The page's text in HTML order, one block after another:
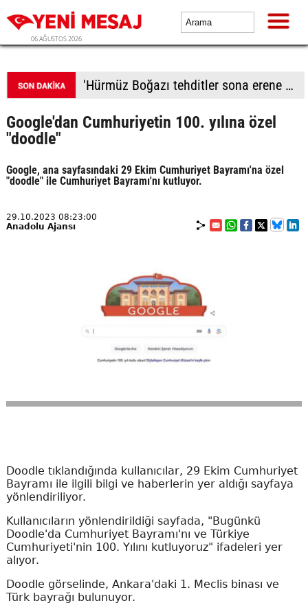
06 AĞUSTOS 2026
'Hürmüz Boğazı tehditler sona erene kadar kapalı kalacak'
Google'dan Cumhuriyetin 100. yılına özel
"doodle"
Google, ana sayfasındaki 29 Ekim Cumhuriyet Bayramı'na özel
"doodle" ile Cumhuriyet Bayramı'nı kutluyor.
29.10.2023 08:23:00
Anadolu Ajansı
Doodle tıklandığında kullanıcılar, 29 Ekim Cumhuriyet
Bayramı ile ilgili bilgi ve haberlerin yer aldığı sayfaya
yönlendiriliyor.
Kullanıcıların yönlendirildiği sayfada, "Bugünkü
Doodle'da Cumhuriyet Bayramı'nı ve Türkiye
Cumhuriyeti'nin 100. Yılını kutluyoruz" ifadeleri yer
alıyor.
Doodle görselinde, Ankara'daki 1. Meclis binası ve
Türk bayrağı bulunuyor.